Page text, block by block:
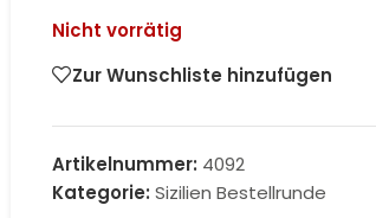
Nicht vorrätig
Zur Wunschliste hinzufügen
Artikelnummer: 4092
Kategorie: Sizilien Bestellrunde